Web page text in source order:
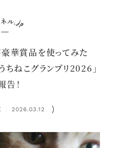
華賞品を使ってみた
ちねこグランプリ2026」
告！
： 2026.03.12